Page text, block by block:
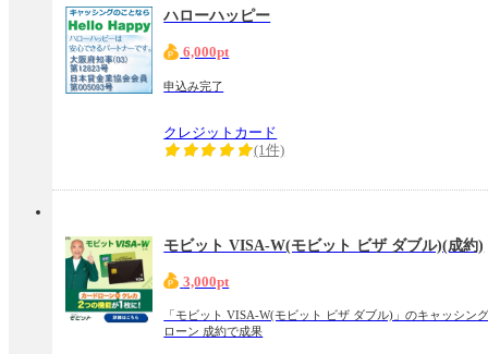
ハローハッピー
6,000pt
申込み完了
クレジットカード
(1件)
モビット VISA-W(モビット ビザ ダブル)(成約)
3,000pt
「モビット VISA-W(モビット ビザ ダブル)」のキャッシン
ローン 成約で成果